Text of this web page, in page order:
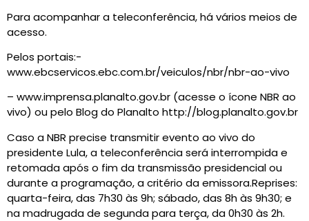
Para acompanhar a teleconferência, há vários meios de
acesso.
Pelos portais:-
www.ebcservicos.ebc.com.br/veiculos/nbr/nbr-ao-vivo
– www.imprensa.planalto.gov.br (acesse o ícone NBR ao
vivo) ou pelo Blog do Planalto http://blog.planalto.gov.br
Caso a NBR precise transmitir evento ao vivo do
presidente Lula, a teleconferência será interrompida e
retomada após o fim da transmissão presidencial ou
durante a programação, a critério da emissora.Reprises:
quarta-feira, das 7h30 às 9h; sábado, das 8h às 9h30; e
na madrugada de segunda para terça, da 0h30 às 2h.